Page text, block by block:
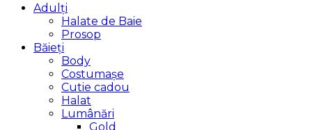
Adulți
Halate de Baie
Prosop
Băieți
Body
Costumașe
Cutie cadou
Halat
Lumânări
Gold